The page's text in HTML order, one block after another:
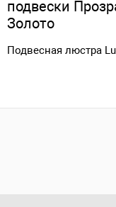
подвески
Золото
Подвесная люстра